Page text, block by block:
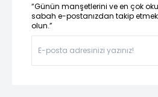
“Günün manşetlerini ve en çok
sabah e-postanızdan takip
olun.”